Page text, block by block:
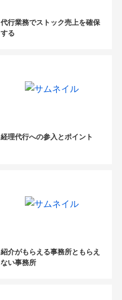
代行業務でストック売上を確保
する
経理代行への参入とポイント
紹介がもらえる事務所ともらえ
ない事務所